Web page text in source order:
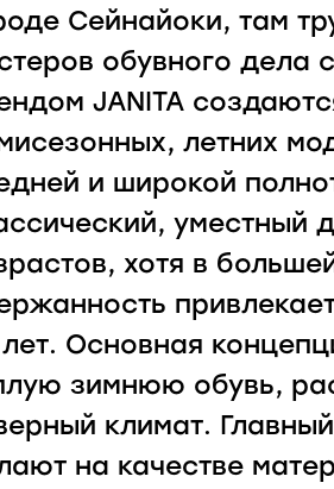
Сейнайоки, там
обувного дела
JANITA
летних
и широкой
уместный
хотя в
Основная
зимнюю обувь,
климат.
на качестве